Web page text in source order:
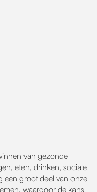
van gezonde
eten, drinken, sociale
een groot deel van onze
waardoor de kans